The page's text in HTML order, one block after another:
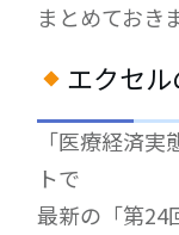
まとめておき
エクセ
「医療経済
トで
最新の「第24